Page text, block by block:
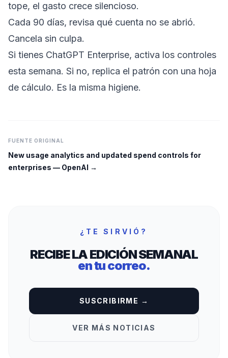
tope, el gasto crece silencioso.
Cada 90 días, revisa qué cuenta no se abrió.
Cancela sin culpa.
Si tienes ChatGPT Enterprise, activa los controles
esta semana. Si no, replica el patrón con una hoja
de cálculo. Es la misma higiene.
FUENTE ORIGINAL
New usage analytics and updated spend controls for
enterprises — OpenAI →
¿TE SIRVIÓ?
RECIBE LA EDICIÓN SEMANAL
en tu correo.
SUSCRIBIRME →
VER MÁS NOTICIAS